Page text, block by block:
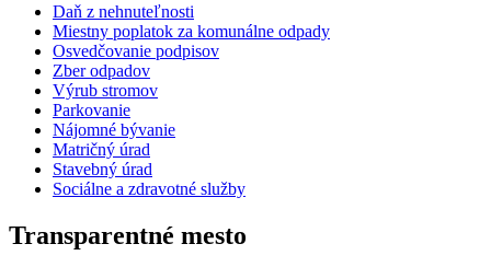
Daň z nehnuteľnosti
Miestny poplatok za komunálne odpady
Osvedčovanie podpisov
Zber odpadov
Výrub stromov
Parkovanie
Nájomné bývanie
Matričný úrad
Stavebný úrad
Sociálne a zdravotné služby
Transparentné mesto